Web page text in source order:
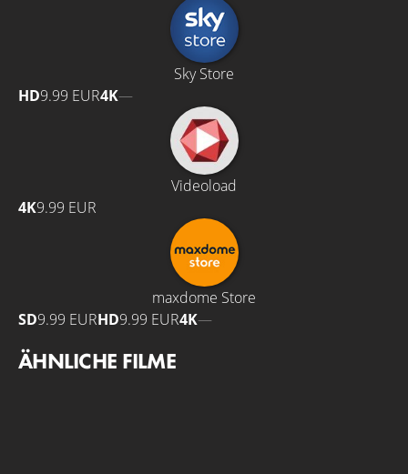
Sky Store
HD9.99 EUR4K—
Videoload
4K9.99 EUR
maxdome Store
SD9.99 EURHD9.99 EUR4K—
ÄHNLICHE FILME